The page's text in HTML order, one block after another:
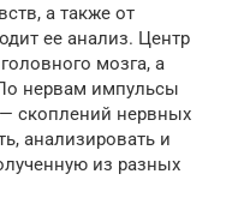
а также от
ее анализ. Центр
мозга, а
нервам импульсы
скоплений нервных
анализировать и
из разных